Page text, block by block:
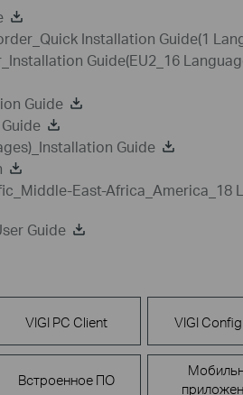
Installation Guide(1
Guide(EU2_16
Guide
Guide
East-Africa_America_18
Guide
VIGI PC Client VIGI
Встроенное ПО